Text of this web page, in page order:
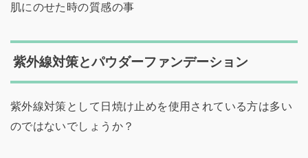
肌にのせた時の質感の事
紫外線対策とパウダーファンデーション
紫外線対策として日焼け止めを使用されている方は多い
のではないでしょうか？